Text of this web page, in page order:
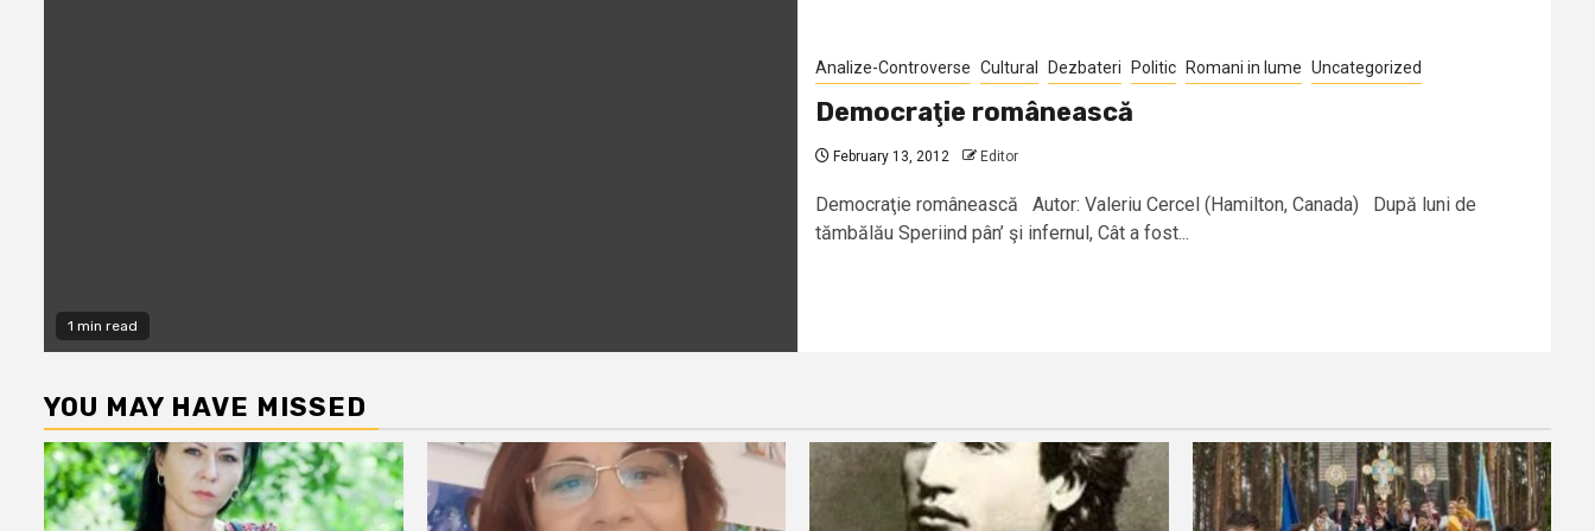
1 min read
Analize-Controverse Cultural Dezbateri Politic Romani in lume Uncategorized
Democraţie românească
February 13, 2012 Editor
Democraţie românească Autor: Valeriu Cercel (Hamilton, Canada) După luni de
tămbălău Speriind pân’ şi infernul, Cât a fost...
YOU MAY HAVE MISSED